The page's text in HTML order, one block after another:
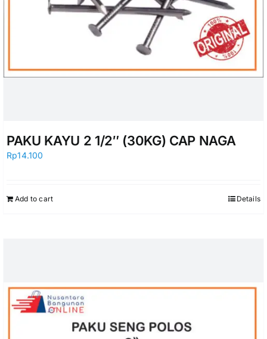
PAKU KAYU 2 1/2″ (30KG) CAP NAGA
Rp14.100
Add to cart Details